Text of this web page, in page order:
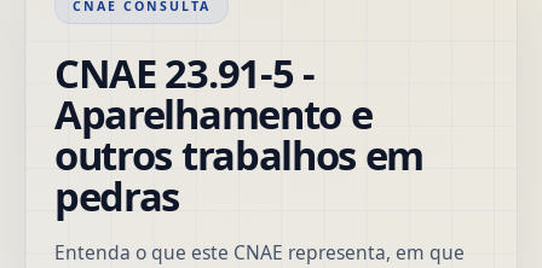
CNAE CONSULTA
CNAE 23.91-5 -
Aparelhamento e
outros trabalhos em
pedras
Entenda o que este CNAE representa, em que